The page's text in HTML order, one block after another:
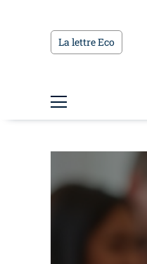
La lettre Eco